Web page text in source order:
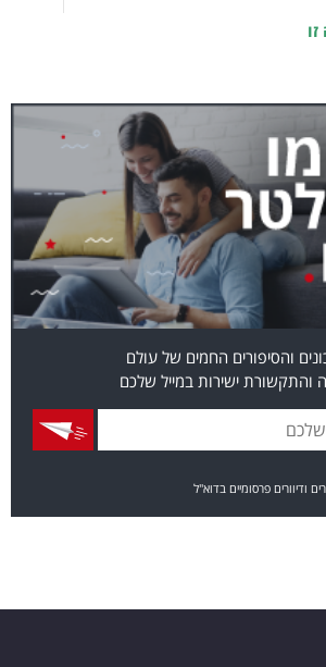
והסיפורים החמים של עולם
והתקשורת ישירות במייל שלכם
ודיוורים פרסומיים בדוא"ל